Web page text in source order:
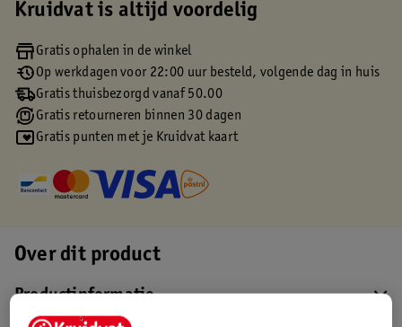
Kruidvat is altijd voordelig
Gratis ophalen in de winkel
Op werkdagen voor 22:00 uur besteld, volgende dag in huis
Gratis thuisbezorgd vanaf 50.00
Gratis retourneren binnen 30 dagen
Gratis punten met je Kruidvat kaart
Over dit product
Productinformatie